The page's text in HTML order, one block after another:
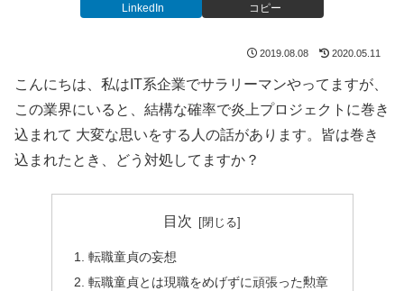
LinkedIn コピー
2019.08.08 2020.05.11
こんにちは、私はIT系企業でサラリーマンやってますが、
この業界にいると、結構な確率で炎上プロジェクトに巻き
込まれて 大変な思いをする人の話があります。皆は巻き
込まれたとき、どう対処してますか？
目次
転職童貞の妄想
転職童貞とは現職をめげずに頑張った勲章